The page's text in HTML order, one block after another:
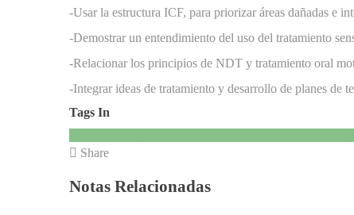
-Usar la estructura ICF, para priorizar áreas dañadas e
-Demostrar un entendimiento del uso del tratamiento
-Relacionar los principios de NDT y tratamiento oral
-Integrar ideas de tratamiento y desarrollo de planes de
Tags In
Share
Notas Relacionadas